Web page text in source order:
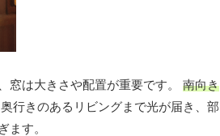
窓は大きさや配置が重要です。 南向き
行きのあるリビングまで光が届き、部
ます。